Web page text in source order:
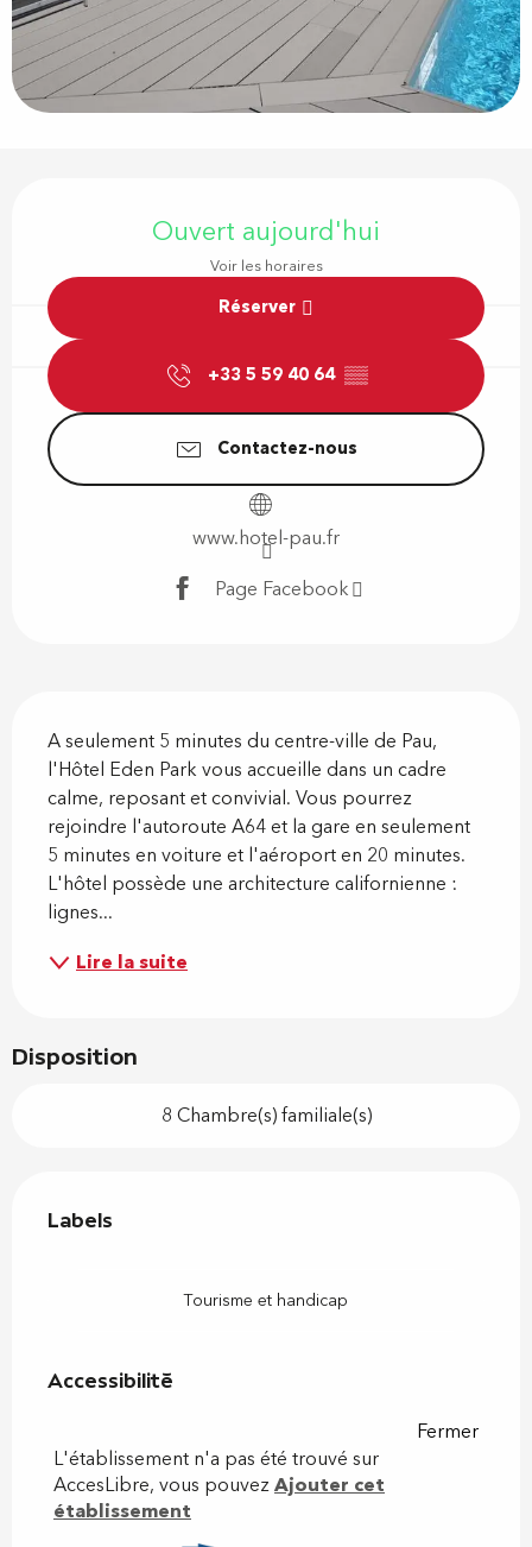
Ouvert aujourd'hui
Voir les horaires
Réserver
+33 5 59 40 64 ▒▒
Contactez-nous
www.hotel-pau.fr
Page Facebook
A seulement 5 minutes du centre-ville de Pau,
l'Hôtel Eden Park vous accueille dans un cadre
calme, reposant et convivial. Vous pourrez
rejoindre l'autoroute A64 et la gare en seulement
5 minutes en voiture et l'aéroport en 20 minutes.
L'hôtel possède une architecture californienne :
lignes...
Lire la suite
Disposition
8 Chambre(s) familiale(s)
Labels
Labels
Tourisme et handicap
Accessibilité
Fermer
L'établissement n'a pas été trouvé sur
AccesLibre, vous pouvezAjouter cet
établissement